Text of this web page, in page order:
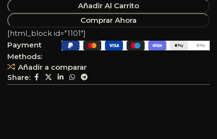
Añadir Al Carrito
Comprar Ahora
Añadir a comparar
Share:
[html_block id="1101"]
Payment
Methods: